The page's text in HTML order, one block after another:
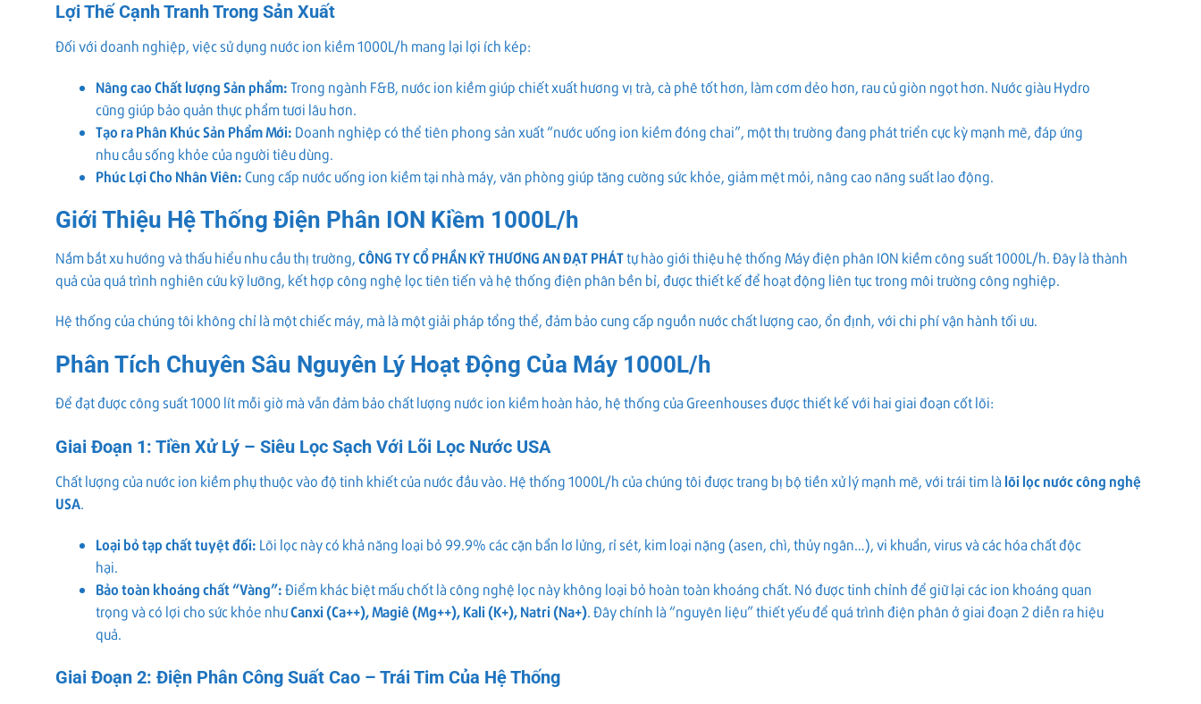
Lợi Thế Cạnh Tranh Trong Sản Xuất
Đối với doanh nghiệp, việc sử dụng nước ion kiềm 1000L/h mang lại lợi ích kép:
Nâng cao Chất lượng Sản phẩm:Trong ngành F&B, nước ion kiềm giúp chiết xuất hương vị trà, cà phê tốt hơn, làm cơm dẻo hơn, rau củ giòn ngọt hơn. Nước giàu Hydro
cũng giúp bảo quản thực phẩm tươi lâu hơn.
Tạo ra Phân Khúc Sản Phẩm Mới: Doanh nghiệp có thể tiên phong sản xuất “nước uống ion kiềm đóng chai”, một thị trường đang phát triển cực kỳ mạnh mẽ, đáp ứng
nhu cầu sống khỏe của người tiêu dùng.
Phúc Lợi Cho Nhân Viên: Cung cấp nước uống ion kiềm tại nhà máy, văn phòng giúp tăng cường sức khỏe, giảm mệt mỏi, nâng cao năng suất lao động.
Giới Thiệu Hệ Thống Điện Phân ION Kiềm 1000L/h
Nắm bắt xu hướng và thấu hiểu nhu cầu thị trường,CÔNG TY CỔ PHẦN KỸ THƯƠNG AN ĐẠT PHÁTtự hào giới thiệu hệ thống Máy điện phân ION kiềm công suất 1000L/h. Đây là thành
quả của quá trình nghiên cứu kỹ lưỡng, kết hợp công nghệ lọc tiên tiến và hệ thống điện phân bền bỉ, được thiết kế để hoạt động liên tục trong môi trường công nghiệp.
Hệ thống của chúng tôi không chỉ là một chiếc máy, mà là một giải pháp tổng thể, đảm bảo cung cấp nguồn nước chất lượng cao, ổn định, với chi phí vận hành tối ưu.
Phân Tích Chuyên Sâu Nguyên Lý Hoạt Động Của Máy 1000L/h
Để đạt được công suất 1000 lít mỗi giờ mà vẫn đảm bảo chất lượng nước ion kiềm hoàn hảo, hệ thống của Greenhouses được thiết kế với hai giai đoạn cốt lõi:
Giai Đoạn 1: Tiền Xử Lý – Siêu Lọc Sạch Với Lõi Lọc Nước USA
Chất lượng của nước ion kiềm phụ thuộc vào độ tinh khiết của nước đầu vào. Hệ thống 1000L/h của chúng tôi được trang bị bộ tiền xử lý mạnh mẽ, với trái tim là lõi lọc nước công nghệ
USA.
Loại bỏ tạp chất tuyệt đối: Lõi lọc này có khả năng loại bỏ 99.9% các cặn bẩn lơ lửng, rỉ sét, kim loại nặng (asen, chì, thủy ngân…), vi khuẩn, virus và các hóa chất độc
hại.
Bảo toàn khoáng chất “Vàng”:Điểm khác biệt mấu chốt là công nghệ lọc này không loại bỏ hoàn toàn khoáng chất. Nó được tinh chỉnh để giữ lại các ion khoáng quan
trọng và có lợi cho sức khỏe nhưCanxi (Ca++), Magiê (Mg++), Kali (K+), Natri (Na+). Đây chính là “nguyên liệu” thiết yếu để quá trình điện phân ở giai đoạn 2 diễn ra hiệu
quả.
Giai Đoạn 2: Điện Phân Công Suất Cao – Trái Tim Của Hệ Thống